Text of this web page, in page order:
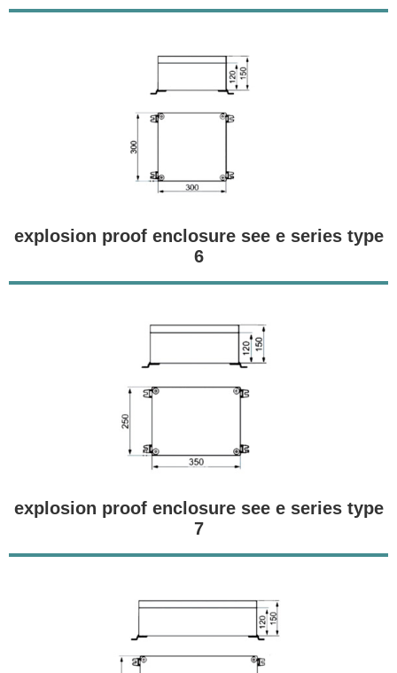
explosion proof enclosure see e series type
6
explosion proof enclosure see e series type
7